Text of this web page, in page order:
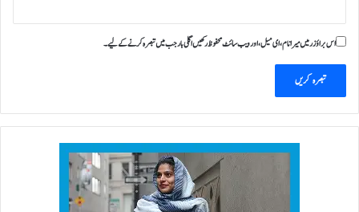
اس براؤزر میں میرا نام، ای میل، اور ویب سائٹ محفوظ رکھیں اگلی بار جب میں تبصرہ کرنے کےلیے۔